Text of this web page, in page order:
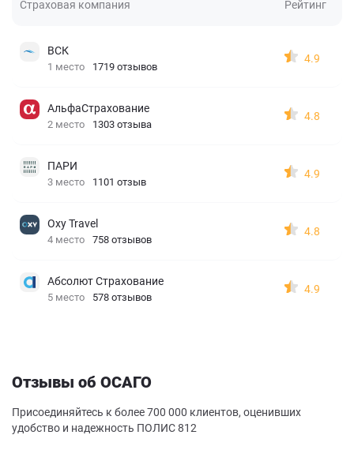
Страховая компания Рейтинг
ВСК
1 место 1719 отзывов
4.9
АльфаСтрахование
2 место 1303 отзыва
4.8
ПАРИ
3 место 1101 отзыв
4.9
Oxy Travel
4 место 758 отзывов
4.8
Абсолют Страхование
5 место 578 отзывов
4.9
Отзывы об ОСАГО
Присоединяйтесь к более 700 000 клиентов, оценивших
удобство и надежность ПОЛИС 812